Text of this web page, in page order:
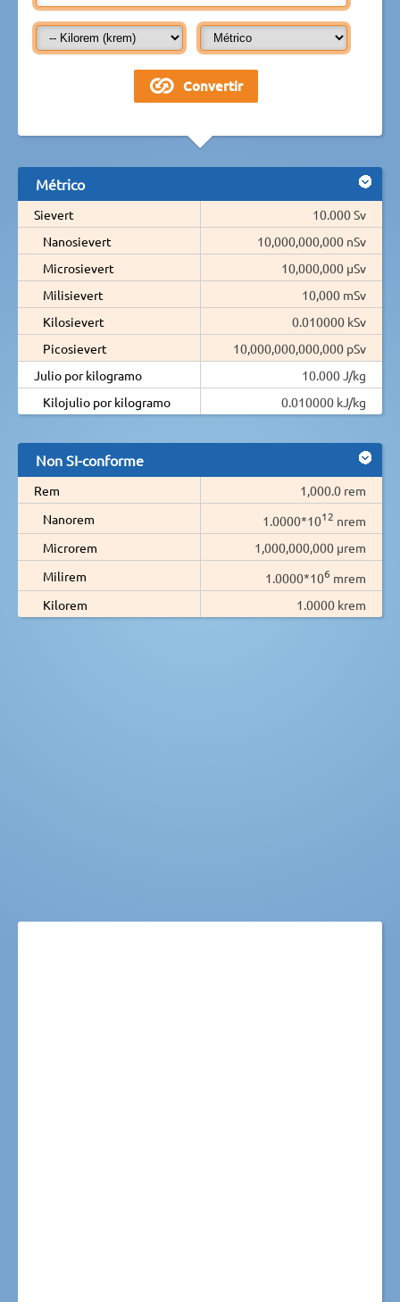
Métrico
Sievert
10.000 Sv
Nanosievert
10,000,000,000 nSv
Microsievert
10,000,000 µSv
Milisievert
10,000 mSv
Kilosievert
0.010000 kSv
Picosievert
10,000,000,000,000 pSv
Julio por kilogramo
10.000 J/kg
Kilojulio por kilogramo
0.010000 kJ/kg
Non SI-conforme
Rem
1,000.0 rem
Nanorem
1.0000*1012 nrem
Microrem
1,000,000,000 µrem
Milirem
1.0000*106 mrem
Kilorem
1.0000 krem